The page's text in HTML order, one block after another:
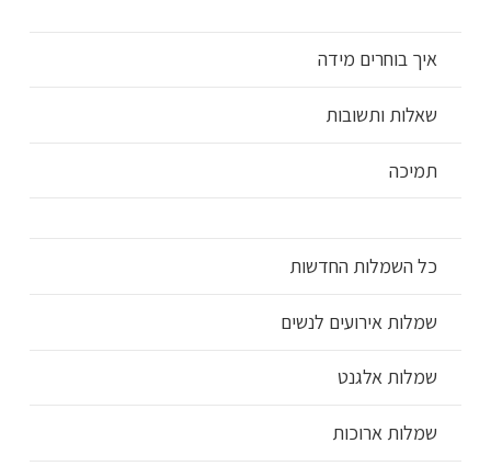
איך בוחרים מידה
שאלות ותשובות
תמיכה
כל השמלות החדשות
שמלות אירועים לנשים
שמלות אלגנט
שמלות ארוכות